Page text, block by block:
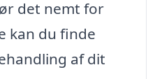
det nemt for
kan du finde
af dit